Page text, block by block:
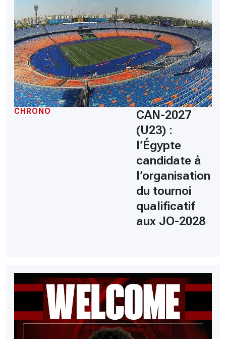
CHRONO
CAN-2027
(U23) :
l’Égypte
candidate à
l’organisation
du tournoi
qualificatif
aux JO-2028